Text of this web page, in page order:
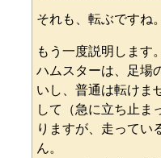
それも、転ぶですね。
もう一度説明します。
ハムスターは、足場
いし、普通は転けま
して（急に立ち止ま
りますが、走ってい
ん。